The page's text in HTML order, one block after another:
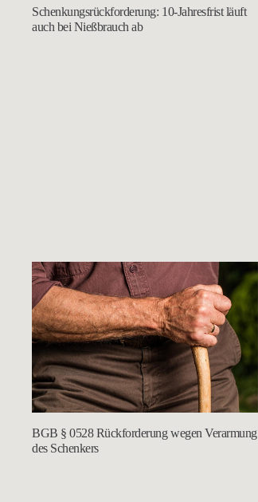
Schenkungsrückforderung: 10-Jahresfrist läuft
auch bei Nießbrauch ab
BGB § 0528 Rückforderung wegen Verarmung
des Schenkers